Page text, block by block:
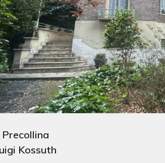
Kossuth